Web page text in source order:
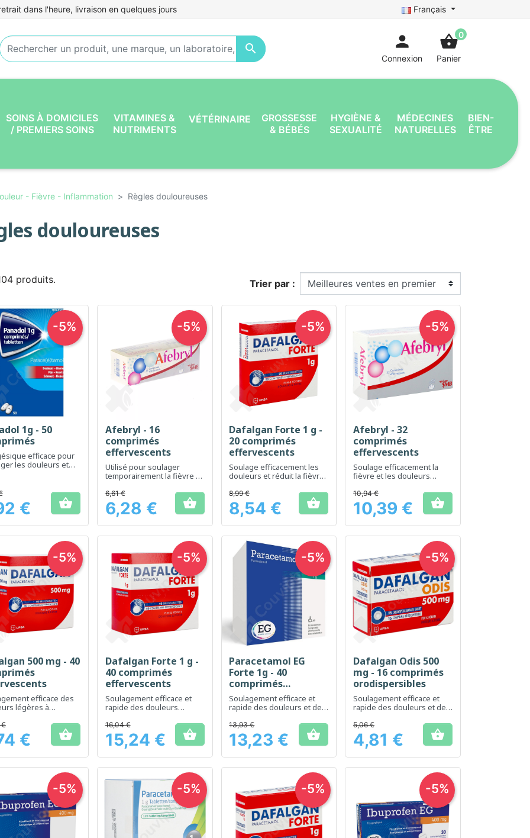
dans l'heure, livraison en quelques jours Français
 person
Connexion
shopping_basket0
Panier
SOINS À DOMICILES
/ PREMIERS SOINS
VITAMINES &
NUTRIMENTS
VÉTÉRINAIRE
GROSSESSE
& BÉBÉS
HYGIÈNE &
SEXUALITÉ
MÉDECINES
NATURELLES
BIEN-
ÊTRE
- Fièvre - Inflammation Règles douloureuses
douloureuses
produits. Trier par :
Aperçu rapide
1g - 50
efficace pour
les douleurs et
€ 
-5%
Aperçu rapide
Afebryl - 16
comprimés
effervescents
Utilisé pour soulager
temporairement la fièvre et
Prix
6,61 €
6,28 € 
-5%
Aperçu rapide
Dafalgan Forte 1 g -
20 comprimés
effervescents
Soulage efficacement les
douleurs et réduit la fièvre
Prix
8,99 €
8,54 € 
-5%
Aperçu rapide
Afebryl - 32
comprimés
effervescents
Soulage efficacement la
fièvre et les douleurs
Prix
10,94 €
10,39 € 
-5%
Aperçu rapide
500 mg - 40
efficace des
légères à
€
€ 
-5%
Aperçu rapide
Dafalgan Forte 1 g -
40 comprimés
effervescents
Soulagement efficace et
rapide des douleurs
Prix
16,04 €
15,24 € 
-5%
Aperçu rapide
Paracetamol EG
Forte 1g - 40
comprimés
effervescent
Soulagement efficace et
rapide des douleurs et de
Prix
13,93 €
13,23 € 
-5%
Aperçu rapide
Dafalgan Odis 500
mg - 16 comprimés
orodispersibles
Soulagement efficace et
rapide des douleurs et de
Prix
5,06 €
4,81 € 
-5%
-5% -5% -5% -5%